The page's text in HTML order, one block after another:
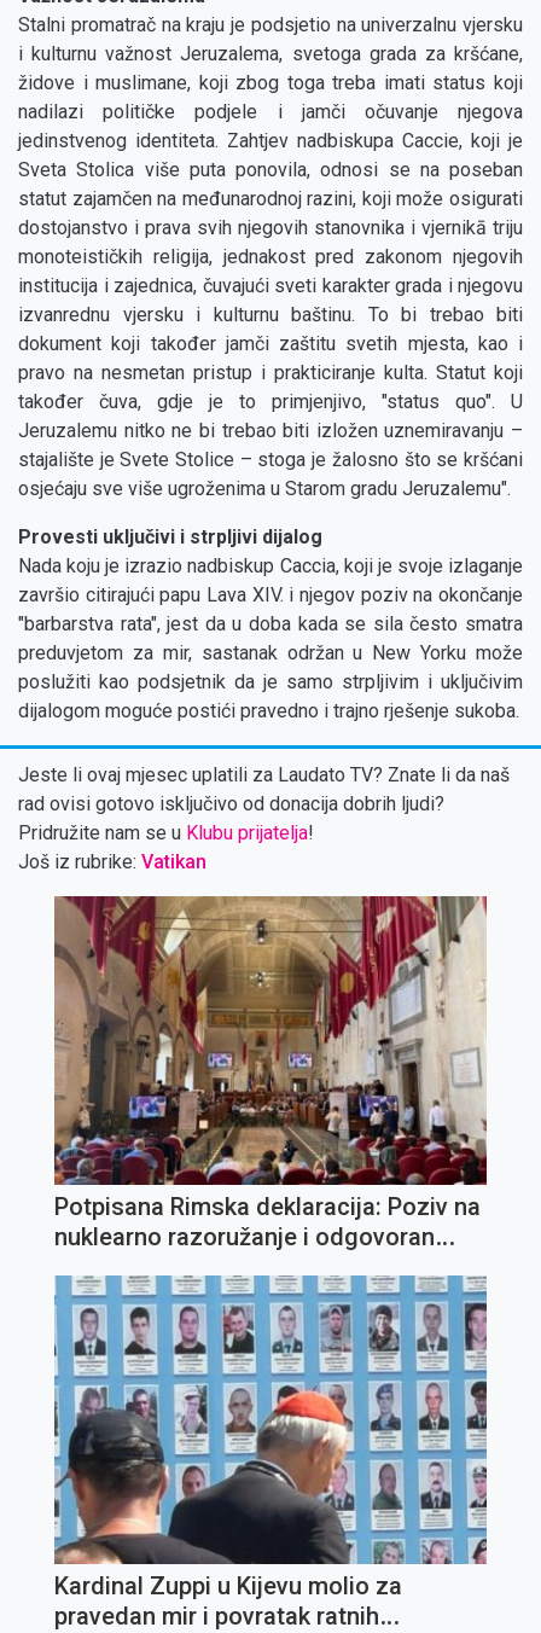
Stalni promatrač na kraju je podsjetio na univerzalnu vjersku
i kulturnu važnost Jeruzalema, svetoga grada za kršćane,
židove i muslimane, koji zbog toga treba imati status koji
nadilazi političke podjele i jamči očuvanje njegova
jedinstvenog identiteta. Zahtjev nadbiskupa Caccie, koji je
Sveta Stolica više puta ponovila, odnosi se na poseban
statut zajamčen na međunarodnoj razini, koji može osigurati
dostojanstvo i prava svih njegovih stanovnika i vjernikā triju
monoteističkih religija, jednakost pred zakonom njegovih
institucija i zajednica, čuvajući sveti karakter grada i njegovu
izvanrednu vjersku i kulturnu baštinu. To bi trebao biti
dokument koji također jamči zaštitu svetih mjesta, kao i
pravo na nesmetan pristup i prakticiranje kulta. Statut koji
također čuva, gdje je to primjenjivo, "status quo". U
Jeruzalemu nitko ne bi trebao biti izložen uznemiravanju –
stajalište je Svete Stolice – stoga je žalosno što se kršćani
osjećaju sve više ugroženima u Starom gradu Jeruzalemu".
Provesti uključivi i strpljivi dijalog
Nada koju je izrazio nadbiskup Caccia, koji je svoje izlaganje
završio citirajući papu Lava XIV. i njegov poziv na okončanje
"barbarstva rata", jest da u doba kada se sila često smatra
preduvjetom za mir, sastanak održan u New Yorku može
poslužiti kao podsjetnik da je samo strpljivim i uključivim
dijalogom moguće postići pravedno i trajno rješenje sukoba.
Jeste li ovaj mjesec uplatili za Laudato TV? Znate li da naš
rad ovisi gotovo isključivo od donacija dobrih ljudi?
Pridružite nam se u Klubu prijatelja!
Još iz rubrike: Vatikan
Potpisana Rimska deklaracija: Poziv na
nuklearno razoružanje i odgovoran
Kardinal Zuppi u Kijevu molio za
pravedan mir i povratak ratnih